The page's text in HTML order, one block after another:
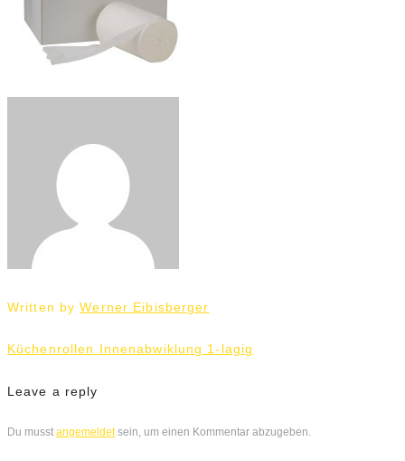
Written byWerner Eibisberger
Beitrags-
Navigation
Küchenrollen Innenabwiklung 1-lagig
Leave a reply
Du musst angemeldetsein, um einen Kommentar abzugeben.